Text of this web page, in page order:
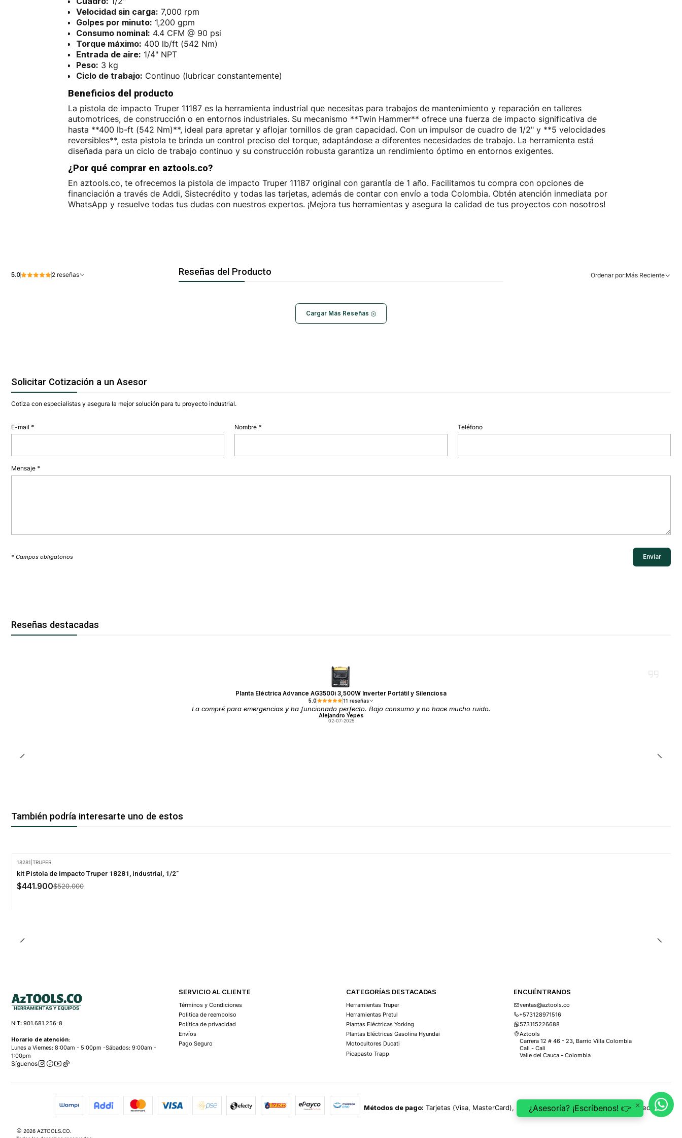
Velocidad sin carga: 7,000 rpm
Golpes por minuto: 1,200 gpm
Consumo nominal: 4.4 CFM @ 90 psi
Torque máximo: 400 lb/ft (542 Nm)
Entrada de aire: 1/4" NPT
Peso: 3 kg
Ciclo de trabajo: Continuo (lubricar constantemente)
Beneficios del producto
La pistola de impacto Truper 11187 es la herramienta industrial que necesitas para trabajos de mantenimiento y reparación en talleres
automotrices, de construcción o en entornos industriales. Su mecanismo **Twin Hammer** ofrece una fuerza de impacto significativa de
hasta **400 lb-ft (542 Nm)**, ideal para apretar y aflojar tornillos de gran capacidad. Con un impulsor de cuadro de 1/2" y **5 velocidades
reversibles**, esta pistola te brinda un control preciso del torque, adaptándose a diferentes necesidades de trabajo. La herramienta está
diseñada para un ciclo de trabajo continuo y su construcción robusta garantiza un rendimiento óptimo en entornos exigentes.
¿Por qué comprar en aztools.co?
En aztools.co, te ofrecemos la pistola de impacto Truper 11187 original con garantía de 1 año. Facilitamos tu compra con opciones de
financiación a través de Addi, Sistecrédito y todas las tarjetas, además de contar con envío a toda Colombia. Obtén atención inmediata por
WhatsApp y resuelve todas tus dudas con nuestros expertos. ¡Mejora tus herramientas y asegura la calidad de tus proyectos con nosotros!
Reseñas del Producto
5.0 2 reseñas Ordenar por:Más Reciente
Cargar Más Reseñas
Solicitar Cotización a un Asesor
Cotiza con especialistas y asegura la mejor solución para tu proyecto industrial.
E-mail * Nombre * Teléfono
Mensaje *
* Campos obligatorios
Reseñas destacadas
Planta Eléctrica Advance AG3500i 3,500W Inverter Portátil y Silenciosa
5.0 11 reseñas
La compré para emergencias y ha funcionado perfecto. Bajo consumo y no hace mucho ruido.
Alejandro Yepes
02-07-2025
También podría interesarte uno de estos
18281 TRUPER
kit Pistola de impacto Truper 18281, industrial, 1/2"
$441.900$520.000
NIT: 901.681.256-8
Horario de atención:
Lunes a Viernes: 8:00am - 5:00pm -Sábados: 9:00am -
1:00pm
Síguenos
SERVICIO AL CLIENTE
Términos y Condiciones
Politica de reembolso
Política de privacidad
Envíos
Pago Seguro
CATEGORÍAS DESTACADAS
Herramientas Truper
Herramientas Pretul
Plantas Eléctricas Yorking
Plantas Eléctricas Gasolina Hyundai
Motocultores Ducati
Picapasto Trapp
ENCUÉNTRANOS
ventas@aztools.co
+573128971516
573115226688
Aztools
Carrera 12 # 46 - 23, Barrio Villa Colombia
Cali - Cali
Valle del Cauca - Colombia
Métodos de pago: Tarjetas (Visa, MasterCard), PSE, ePayco, Mercado Pago, Addi y Sistecrédito.
2026 AZTOOLS.CO.
¿Asesoría? ¡Escríbenos! 👉